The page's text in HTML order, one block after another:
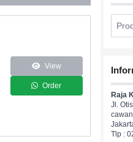
View
Order
Raja
Jl.
Tlp :